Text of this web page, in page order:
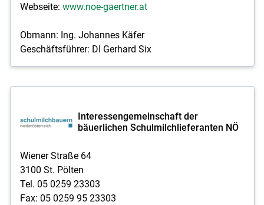
Webseite: www.noe-gaertner.at
Obmann: Ing. Johannes Käfer
Geschäftsführer: DI Gerhard Six
Interessengemeinschaft der
bäuerlichen Schulmilchlieferanten NÖ
Wiener Straße 64
3100 St. Pölten
Tel. 05 0259 23303
Fax: 05 0259 95 23303